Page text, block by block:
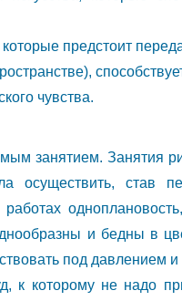
предстоит
чувства.
занятием. Занятия
осуществить, став
и бедны в
под давлением
к которому не надо